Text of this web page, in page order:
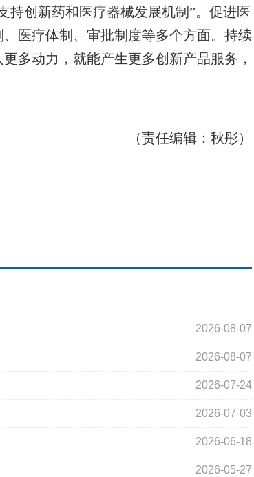
创新药和医疗器械发展机制”。促进医
医疗体制、审批制度等多个方面。持续
多动力，就能产生更多创新产品服务，
（责任编辑：秋彤）
2026-08-07
2026-08-07
2026-07-24
2026-07-03
2026-06-18
2026-05-27